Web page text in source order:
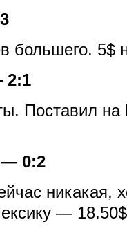
большего. 5$
2:1
Поставил на
0:2
никакая,
—